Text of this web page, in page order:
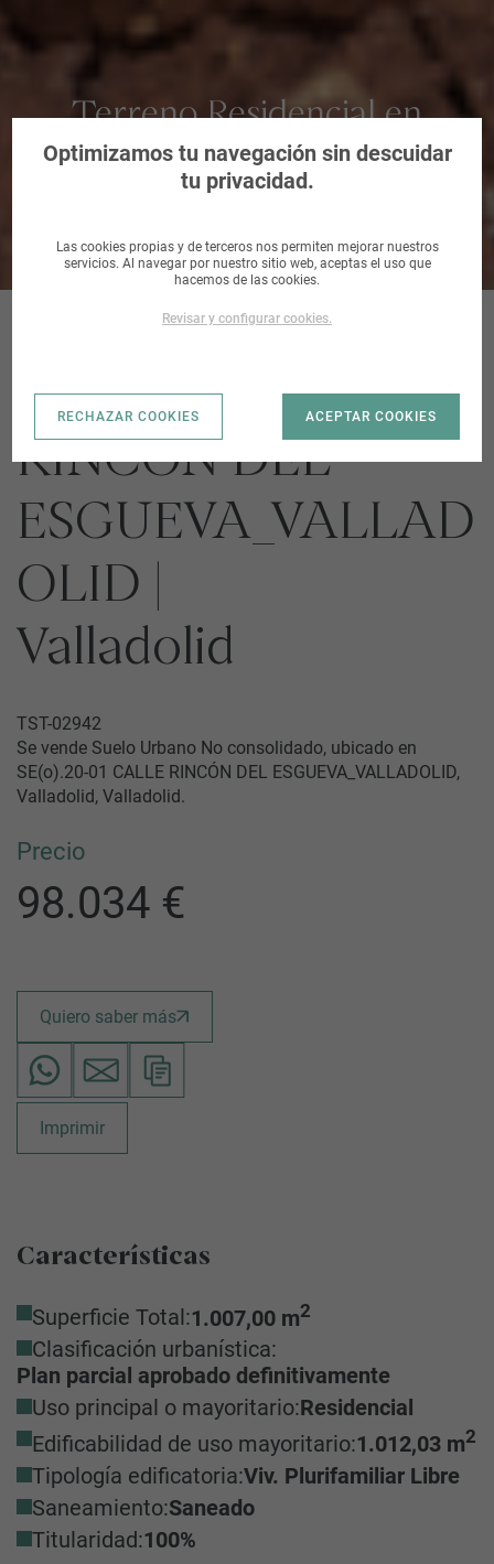
Terreno Residencial en
Valladolid
SE(o).20-01 CALLE
RINCÓN DEL
ESGUEVA_VALLAD
OLID |
Valladolid
TST-02942
Se vende Suelo Urbano No consolidado, ubicado en
SE(o).20-01 CALLE RINCÓN DEL ESGUEVA_VALLADOLID,
Valladolid, Valladolid.
Precio
98.034 €
Quiero saber más
Imprimir
Características
Superficie Total:1.007,00 m2
Clasificación urbanística:
Plan parcial aprobado definitivamente
Uso principal o mayoritario:Residencial
Edificabilidad de uso mayoritario:1.012,03 m2
Tipología edificatoria:Viv. Plurifamiliar Libre
Saneamiento:Saneado
Titularidad:100%
Optimizamos tu navegación sin descuidar
tu privacidad.
Las cookies propias y de terceros nos permiten mejorar nuestros
servicios. Al navegar por nuestro sitio web, aceptas el uso que
hacemos de las cookies.
Revisar y configurar cookies.
RECHAZAR COOKIES ACEPTAR COOKIES